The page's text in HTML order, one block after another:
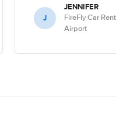
J
JENNIFER
FireFly Car
Airport